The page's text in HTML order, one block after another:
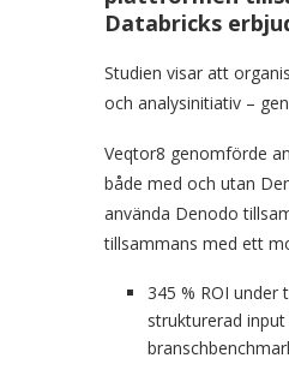
Databricks
Studien visar att
och analysinitiativ –
Veqtor8 genomförde
både med och utan
använda Denodo
tillsammans med ett
345 % ROI under
strukturerad